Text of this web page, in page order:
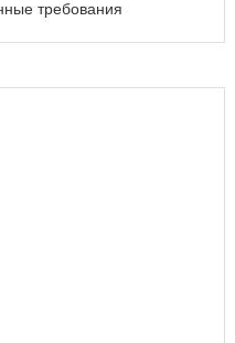
требования